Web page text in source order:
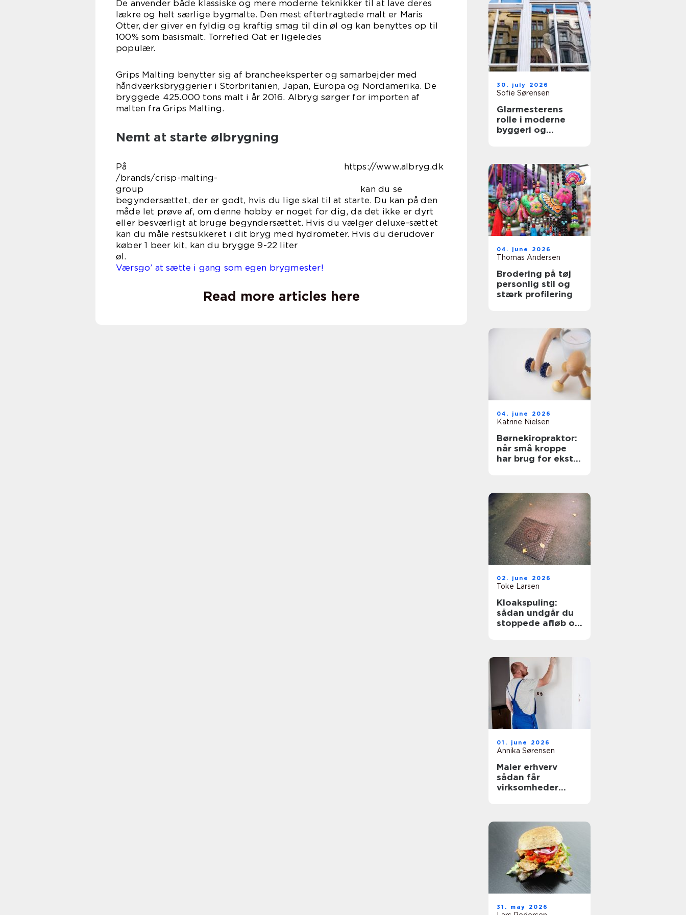
De anvender både klassiske og mere moderne teknikker til at lave deres
lækre og helt særlige bygmalte. Den mest eftertragtede malt er Maris
Otter, der giver en fyldig og kraftig smag til din øl og kan benyttes op til
100% som basismalt. Torrefied Oat er ligeledes
populær.
Grips Malting benytter sig af brancheeksperter og samarbejder med
håndværksbryggerier i Storbritanien, Japan, Europa og Nordamerika. De
bryggede 425.000 tons malt i år 2016. Albryg sørger for importen af
malten fra Grips Malting.
Nemt at starte ølbrygning
På https://www.albryg.dk
/brands/crisp-malting-
group kan du se
begyndersættet, der er godt, hvis du lige skal til at starte. Du kan på den
måde let prøve af, om denne hobby er noget for dig, da det ikke er dyrt
eller besværligt at bruge begyndersættet. Hvis du vælger deluxe-sættet
kan du måle restsukkeret i dit bryg med hydrometer. Hvis du derudover
køber 1 beer kit, kan du brygge 9-22 liter
øl.
Værsgo’ at sætte i gang som egen brygmester!
Read more articles here
30. july 2026
Sofie Sørensen
Glarmesterens
rolle i moderne
byggeri og
04. june 2026
Thomas Andersen
Brodering på tøj
personlig stil og
stærk profilering
04. june 2026
Katrine Nielsen
Børnekiropraktor:
når små kroppe
har brug for ekstra
02. june 2026
Toke Larsen
Kloakspuling:
sådan undgår du
stoppede afløb og
01. june 2026
Annika Sørensen
Maler erhverv
sådan får
virksomheder
31. may 2026